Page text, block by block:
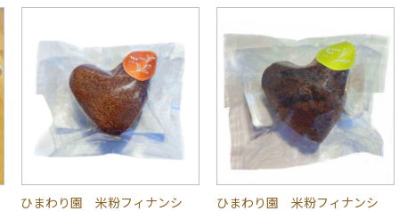
ひまわり園 米粉フィナンシ
ひまわり園 米粉フィナンシ